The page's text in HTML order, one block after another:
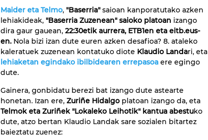
Maider eta Telmo, "Baserria"saioan kanporatutako azken
lehiakideak, "Baserria Zuzenean" saioko platoan izango
dira gaur gauean, 22:30etik aurrera, ETB1en eta eitb.eus-
en. Nola bizi izan dute euren azken desafioa? 8. ataleko
kaleratuek zuzenean kontatuko diote Klaudio Landari, eta
lehiaketan egindako ibilbidearen errepasoa ere egingo
dute.
Gainera, gonbidatu berezi bat izango dute astearte
honetan. Izan ere, Zuriñe Hidalgo platoan izango da, eta
Telmok eta Zuriñek "Lokaleko Leihotik" kantua abestuko
dute, atzo bertan Klaudio Landak sare sozialen bitartez
baieztatu zuenez: